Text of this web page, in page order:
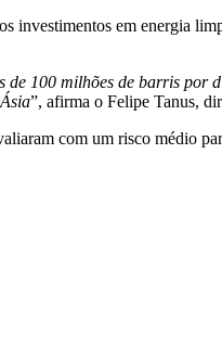
investimentos em energia
100 milhões de barris por
”, afirma o Felipe Tanus,
com um risco médio